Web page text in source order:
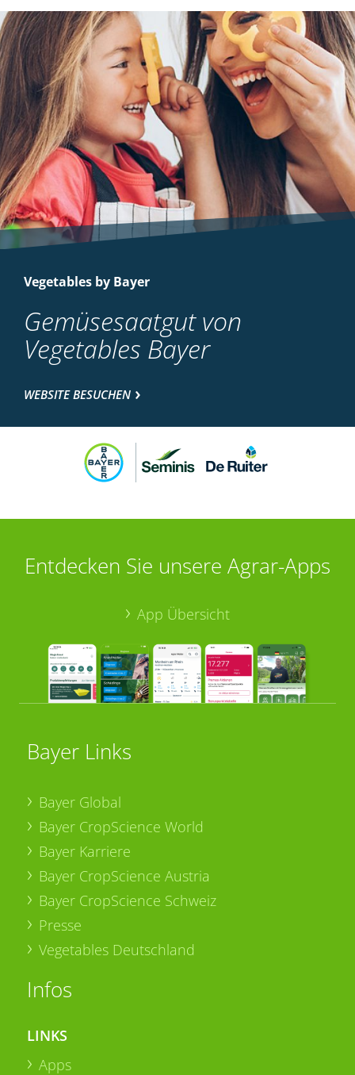
Vegetables by Bayer
Gemüsesaatgut von
Vegetables Bayer
WEBSITE BESUCHEN
Entdecken Sie unsere Agrar-Apps
App Übersicht
Bayer Links
Bayer Global
Bayer CropScience World
Bayer Karriere
Bayer CropScience Austria
Bayer CropScience Schweiz
Presse
Vegetables Deutschland
Infos
LINKS
Apps